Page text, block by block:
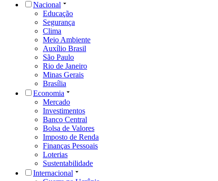
Nacional
Educação
Segurança
Clima
Meio Ambiente
Auxílio Brasil
São Paulo
Rio de Janeiro
Minas Gerais
Brasília
Economia
Mercado
Investimentos
Banco Central
Bolsa de Valores
Imposto de Renda
Finanças Pessoais
Loterias
Sustentabilidade
Internacional